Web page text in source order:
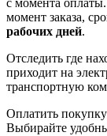
с момента оплаты.
момент заказа,
рабочих дней.
Отследить где
приходит на
транспортную
Оплатить
Выбирайте